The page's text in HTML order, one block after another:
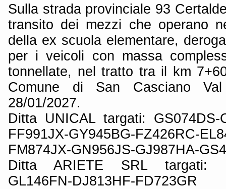
Sulla strada provinciale 93
transito dei mezzi che operano
della ex scuola elementare,
per i veicoli con massa
tonnellate, nel tratto tra il km
Comune di San Casciano
28/01/2027.
Ditta UNICAL targati: GS074DS-
FF991JX-GY945BG-FZ426RC-
FM874JX-GN956JS-GJ987HA-
Ditta ARIETE SRL targati:
GL146FN-DJ813HF-FD723GR